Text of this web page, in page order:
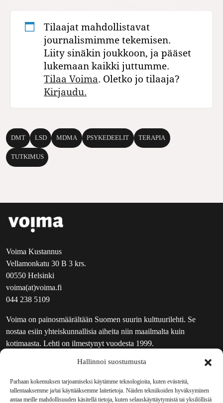
Hallinnoi suostumusta
Parhaan kokemuksen tarjoamiseksi käytämme teknologioita, kuten evästeitä,
tallentaaksemme ja/tai käyttääksemme laitetietoja. Näiden tekniikoiden hyväksyminen
antaa meille mahdollisuuden käsitellä tietoja, kuten selauskäyttäytymistä tai yksilöllisiä
Tilaajat mahdollistavat
journalismimme tekemisen.
Liity sinäkin joukkoon, ja pääset
lukemaan kaikki juttumme.
Tilaa Voima. Oletko jo tilaaja?
Kirjaudu.
DMT LSD MDMA PSYKEDEELIT TERAPIA
TUTKIMUS
Voima Kustannus
Vellamonkatu 30 B 3 krs.
00550 Helsinki
voima(at)voima.fi
044 238 5109
Voima on painosmäärältään Suomen suurin kulttuurilehti. Se
nostaa esiin yhteiskunnallisia aiheita niin maailmalta kuin
kotimaasta. Lehti on ilmestynyt vuodesta 1999.
UUTISKIRJE
MAINOSTAJILLE